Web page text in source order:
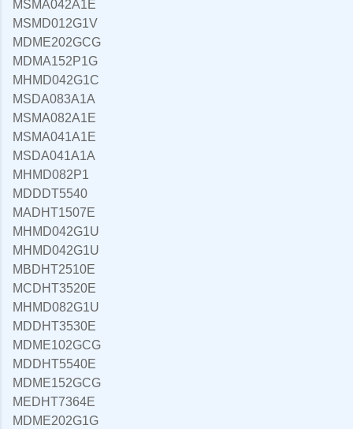
MSMA042A1E
MSMD012G1V
MDME202GCG
MDMA152P1G
MHMD042G1C
MSDA083A1A
MSMA082A1E
MSMA041A1E
MSDA041A1A
MHMD082P1
MDDDT5540
MADHT1507E
MHMD042G1U
MHMD042G1U
MBDHT2510E
MCDHT3520E
MHMD082G1U
MDDHT3530E
MDME102GCG
MDDHT5540E
MDME152GCG
MEDHT7364E
MDME202G1G